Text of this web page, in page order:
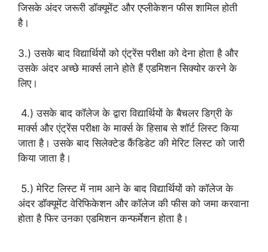
जिसके अंदर जरूरी डॉक्यूमेंट और एप्लीकेशन फीस शामिल होती
है।
3.) उसके बाद विद्यार्थियों को एंट्रेंस परीक्षा को देना होता है और
उसके अंदर अच्छे मार्क्स लाने होते हैं एडमिशन सिक्योर करने के
लिए।
4.) उसके बाद कॉलेज के द्वारा विद्यार्थियों के बैचलर डिग्री के
मार्क्स और एंट्रेंस परीक्षा के मार्क्स के हिसाब से शॉर्ट लिस्ट किया
जाता है। उसके बाद सिलेक्टेड कैंडिडेट की मेरिट लिस्ट को जारी
किया जाता है।
5.) मेरिट लिस्ट में नाम आने के बाद विद्यार्थियों को कॉलेज के
अंदर डॉक्यूमेंट वेरिफिकेशन और कॉलेज की फीस को जमा करवाना
होता है फिर उनका एडमिशन कन्फर्मेशन होता है।